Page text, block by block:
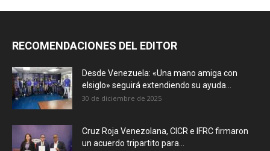
RECOMENDACIONES DEL EDITOR
Desde Venezuela: «Una mano amiga con
elsiglo» seguirá extendiendo su ayuda...
30 de diciembre de 2025
Cruz Roja Venezolana, CICR e IFRC firmaron
un acuerdo tripartito para...